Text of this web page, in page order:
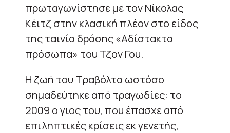
πρωταγωνίστησε με τον Νίκολας
Κέιτζ στην κλασική πλέον στο είδος
της ταινία δράσης «Αδίστακτα
πρόσωπα» του Τζον Γου.
Η ζωή του Τραβόλτα ωστόσο
σημαδεύτηκε από τραγωδίες: το
2009 ο γιος του, που έπασχε από
επιληπτικές κρίσεις εκ γενετής,